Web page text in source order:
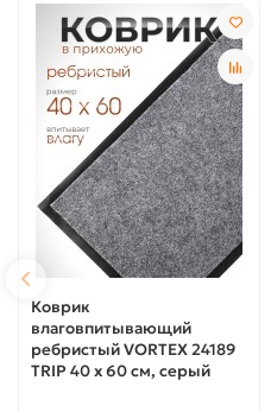
Коврик
влаговпитывающий
ребристый VORTEX 24189
TRIP 40 х 60 см, серый